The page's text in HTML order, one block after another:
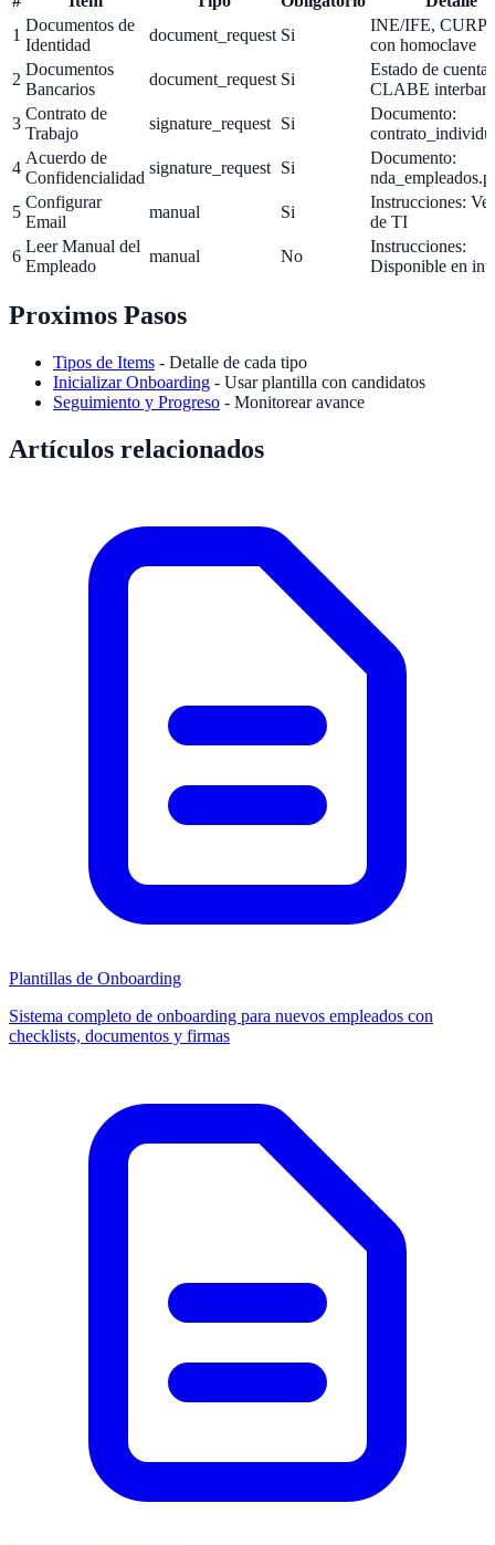
1
Documentos de
Identidad
document_request Si
INE/IFE, CURP,
con homoclave
2
Documentos
Bancarios
document_request Si
Estado de cuenta,
CLABE
3
Contrato de
Trabajo
signature_request Si
Documento:
4
Acuerdo de
Confidencialidad
signature_request Si
Documento:
5
Configurar
Email
manual Si
Instrucciones:
de TI
6
Leer Manual del
Empleado
manual No
Instrucciones:
Disponible en
Proximos Pasos
Tipos de Items - Detalle de cada tipo
Inicializar Onboarding - Usar plantilla con candidatos
Seguimiento y Progreso - Monitorear avance
Artículos relacionados
Plantillas de Onboarding
Sistema completo de onboarding para nuevos empleados con
checklists, documentos y firmas